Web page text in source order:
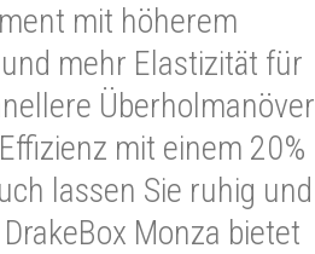
mit höherem
mehr Elastizität für
Überholmanöver
mit einem 20%
lassen Sie ruhig und
Monza bietet